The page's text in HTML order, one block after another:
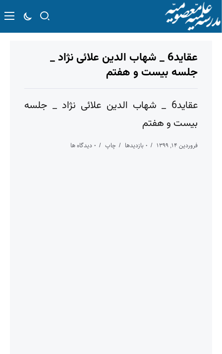
عقاید6 _ شهاب الدین علائی نژاد _
جلسه بیست و هفتم
عقاید6 _ شهاب الدین علائی نژاد _ جلسه
بیست و هفتم
فروردین 14, 1399 0 بازدیدها چاپ 0 دیدگاه ها